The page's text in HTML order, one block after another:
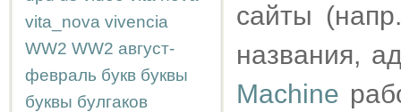
vita_nova vivencia
WW2 WW2 август-
февраль букв буквы
буквы булгаков
сайты
названия,
Machine